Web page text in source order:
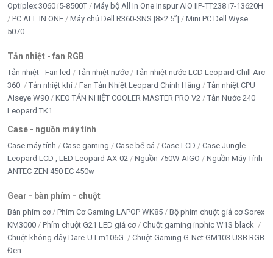
Optiplex 3060 i5-8500T
Máy bộ All In One Inspur AIO IIP-TT238 i7-13620H
PC ALL IN ONE
Máy chủ Dell R360-SNS |8×2.5”|
Mini PC Dell Wyse
5070
Tản nhiệt - fan RGB
Tản nhiệt - Fan led Tản nhiệt nước
Tản nhiệt nước LCD Leopard Chill Arc
360
Tản nhiệt khí Fan Tản Nhiệt Leopard Chính Hãng
Tản nhiệt CPU
Alseye W90
KEO TẢN NHIỆT COOLER MASTER PRO V2
Tản Nước 240
Leopard TK1
Case - nguồn máy tính
Case máy tính Case gaming Case bể cá Case LCD
Case Jungle
Leopard LCD , LED Leopard AX-02
Nguồn 750W AIGO
Nguồn Máy Tính
ANTEC ZEN 450 EC 450w
Gear - bàn phím - chuột
Bàn phím cơ Phím Cơ Gaming LAPOP WK85
Bộ phím chuột giả cơ Sorex
KM3000
Phím chuột G21 LED giả cơ
Chuột gaming inphic W1S black
Chuột không dây Dare-U Lm106G
Chuột Gaming G-Net GM103 USB RGB
Đen